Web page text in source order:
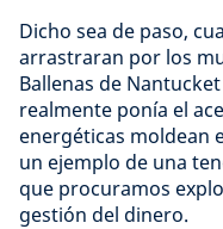
Dicho sea de paso,
arrastraran por los
Ballenas de
realmente ponía el
energéticas moldean
un ejemplo de una
que procuramos
gestión del dinero.